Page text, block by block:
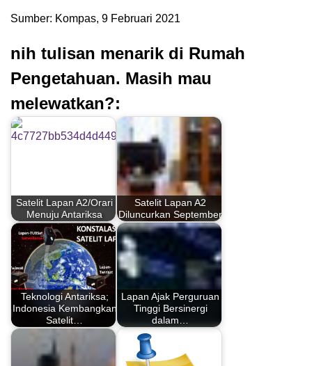
Sumber: Kompas, 9 Februari 2021
nih tulisan menarik di Rumah
Pengetahuan. Masih mau
melewatkan?:
Satelit Lapan A2/Orari
Menuju Antariksa
Satelit Lapan A2
Diluncurkan September
Teknologi Antariksa;
Indonesia Kembangkan
Satelit…
Lapan Ajak Perguruan
Tinggi Bersinergi
dalam…